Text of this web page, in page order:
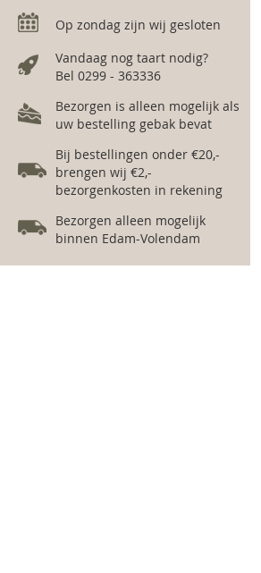
Op zondag zijn wij gesloten
Vandaag nog taart nodig?
Bel 0299 - 363336
Bezorgen is alleen mogelijk als
uw bestelling gebak bevat
Bij bestellingen onder €20,-
brengen wij €2,-
bezorgenkosten in rekening
Bezorgen alleen mogelijk
binnen Edam-Volendam